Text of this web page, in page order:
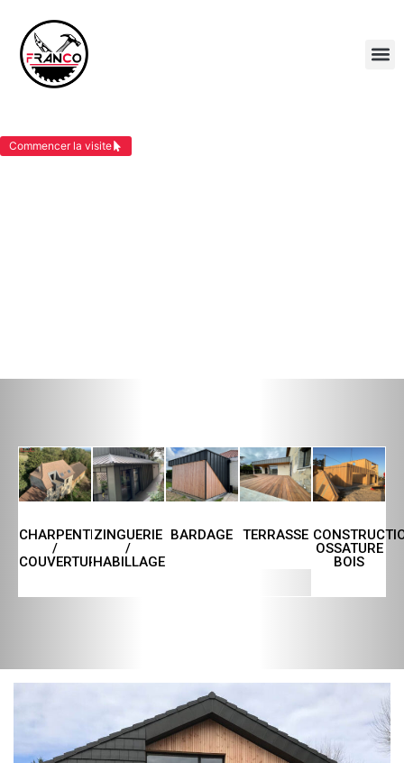
Commencer la visite
CHARPENTE
/
COUVERTURE
ZINGUERIE
/
HABILLAGE
BARDAGE TERRASSE
OSSATURE
BOIS